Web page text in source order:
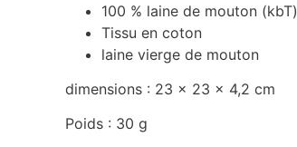
100 % laine de mouton (kbT)
Tissu en coton
laine vierge de mouton
dimensions : 23 x 23 x 4,2 cm
Poids : 30 g